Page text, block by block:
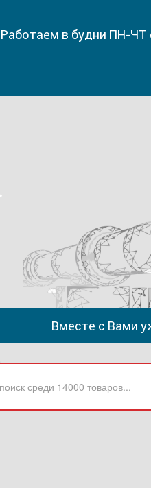
Работаем в будни ПН-ЧТ
Вместе с Вами